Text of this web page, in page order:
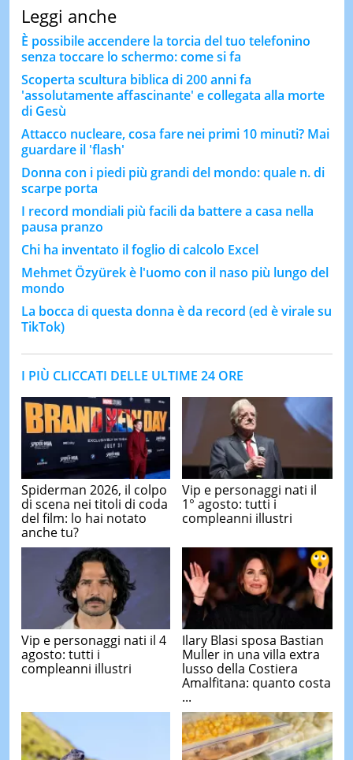
Leggi anche
È possibile accendere la torcia del tuo telefonino
senza toccare lo schermo: come si fa
Scoperta scultura biblica di 200 anni fa
'assolutamente affascinante' e collegata alla morte
di Gesù
Attacco nucleare, cosa fare nei primi 10 minuti? Mai
guardare il 'flash'
Donna con i piedi più grandi del mondo: quale n. di
scarpe porta
I record mondiali più facili da battere a casa nella
pausa pranzo
Chi ha inventato il foglio di calcolo Excel
Mehmet Özyürek è l'uomo con il naso più lungo del
mondo
La bocca di questa donna è da record (ed è virale su
TikTok)
I PIÙ CLICCATI DELLE ULTIME 24 ORE
Spiderman 2026, il colpo
di scena nei titoli di coda
del film: lo hai notato
anche tu?
Vip e personaggi nati il
1° agosto: tutti i
compleanni illustri
Vip e personaggi nati il 4
agosto: tutti i
compleanni illustri
Ilary Blasi sposa Bastian
Muller in una villa extra
lusso della Costiera
Amalfitana: quanto costa
...